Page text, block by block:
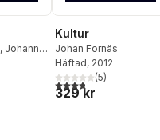
, Johanna
Kultur
Johan Fornäs
Häftad, 2012
3,8utav 5 stjärnor.
(5)
329 kr